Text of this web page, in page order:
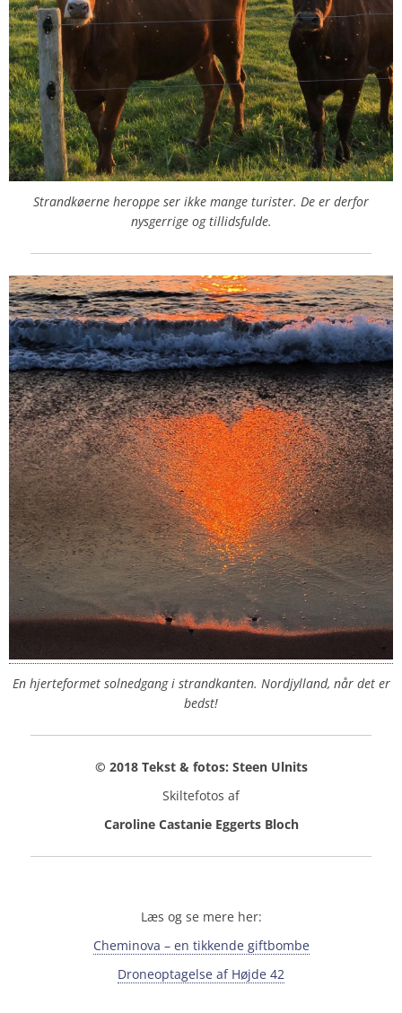
Strandkøerne heroppe ser ikke mange turister. De er derfor
nysgerrige og tillidsfulde.
En hjerteformet solnedgang i strandkanten. Nordjylland, når det er
bedst!
© 2018 Tekst & fotos: Steen Ulnits
Skiltefotos af
Caroline Castanie Eggerts Bloch
Læs og se mere her:
Cheminova – en tikkende giftbombe
Droneoptagelse af Højde 42